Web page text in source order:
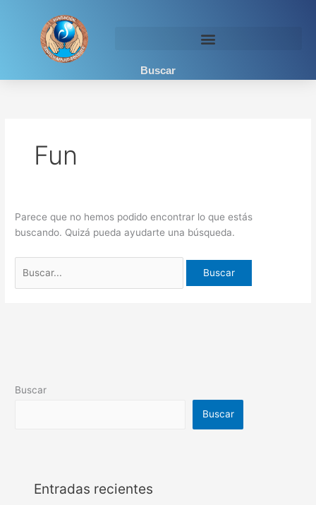
contenido
Buscar
Fun
Parece que no hemos podido encontrar lo que estás
buscando. Quizá pueda ayudarte una búsqueda.
Buscar
Buscar
Entradas recientes